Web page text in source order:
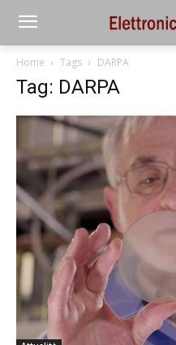
Home Tags DARPA
Tag: DARPA